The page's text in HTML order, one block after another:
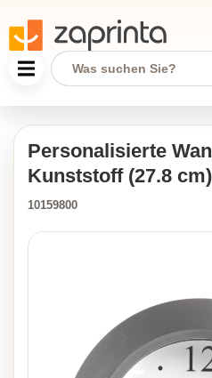
Personalisierte
Kunststoff (27.8
10159800